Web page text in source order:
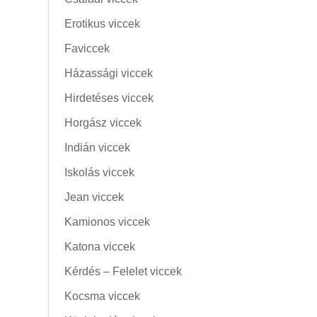
Erotikus viccek
Faviccek
Házassági viccek
Hirdetéses viccek
Horgász viccek
Indián viccek
Iskolás viccek
Jean viccek
Kamionos viccek
Katona viccek
Kérdés – Felelet viccek
Kocsma viccek